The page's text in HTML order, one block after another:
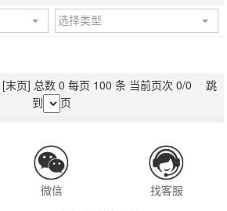
选择类型
[末页] 总数 0 每页 100 条 当前页次 0/0 跳
到
页
微信
找客服